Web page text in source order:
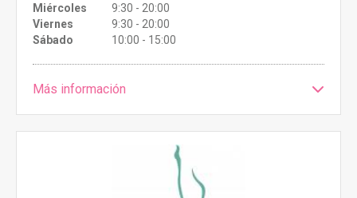
Miércoles
9:30 - 20:00
Viernes
9:30 - 20:00
Sábado
10:00 - 15:00
Más información